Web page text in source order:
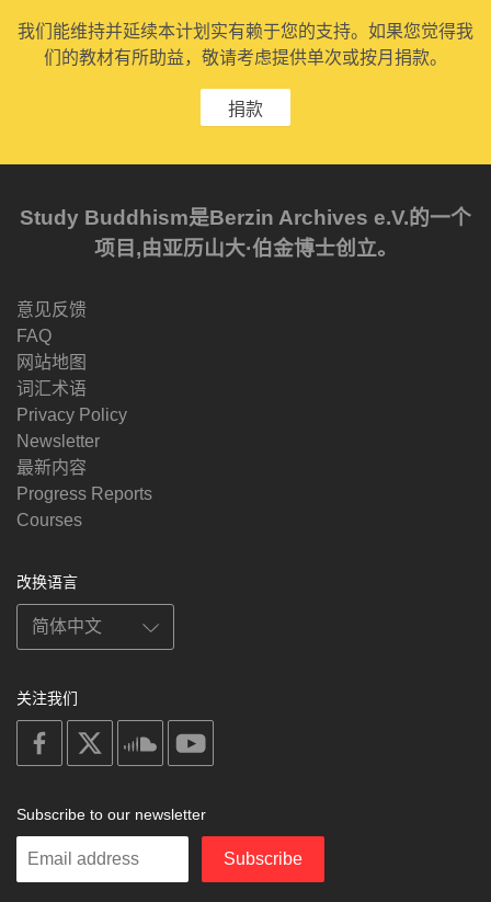
我们能维持并延续本计划实有赖于您的支持。如果您觉得我
们的教材有所助益，敬请考虑提供单次或按月捐款。
捐款
Study Buddhism是Berzin Archives e.V.的一个
项目,由亚历山大·伯金博士创立。
意见反馈
FAQ
网站地图
词汇术语
Privacy Policy
Newsletter
最新内容
Progress Reports
Courses
改换语言
关注我们
on
facebook
soundcloud
Subscribe to our newsletter
Enter
Subscribe